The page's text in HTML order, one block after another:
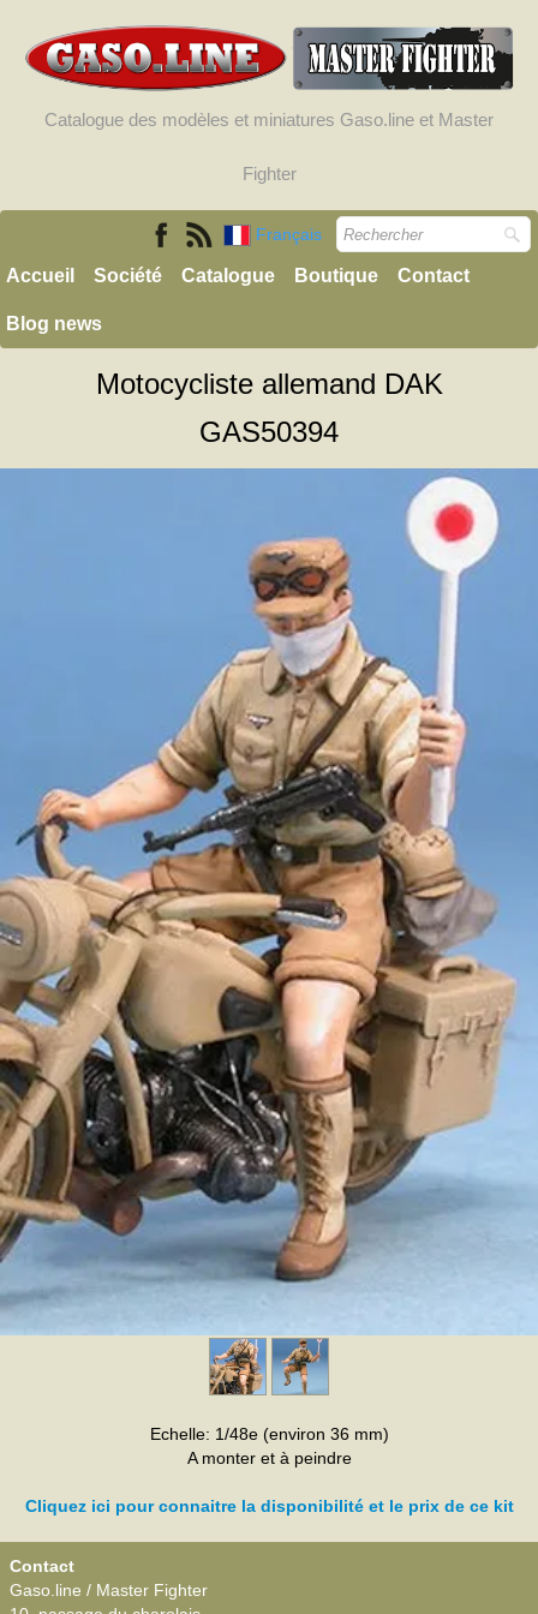
Catalogue des modèles et miniatures Gaso.line et Master
Fighter
Français
Accueil Société Catalogue Boutique Contact
Blog news
Motocycliste allemand DAK
GAS50394
Echelle: 1/48e (environ 36 mm)
A monter et à peindre
Cliquez ici pour connaitre la disponibilité et le prix de ce kit
Contact
Gaso.line / Master Fighter